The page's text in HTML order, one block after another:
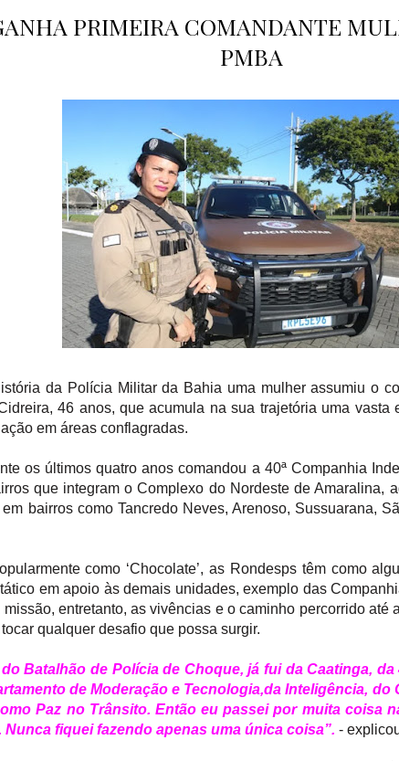
PRIMEIRA COMANDANTE
PMBA
da Polícia Militar da Bahia uma mulher assumiu o
46 anos, que acumula na sua trajetória uma vasta
em áreas conflagradas.
os últimos quatro anos comandou a 40ª Companhia
que integram o Complexo do Nordeste de Amaralina,
bairros como Tancredo Neves, Arenoso, Sussuarana,
como ‘Chocolate’, as Rondesps têm como
em apoio às demais unidades, exemplo das
entretanto, as vivências e o caminho percorrido
qualquer desafio que possa surgir.
Batalhão de Polícia de Choque, já fui da Caatinga, da
de Moderação e Tecnologia,da Inteligência,
Paz no Trânsito. Então eu passei por muita coisa
fiquei fazendo apenas uma única coisa”. -